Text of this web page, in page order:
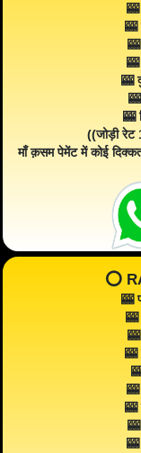
🎰
🎰
🎰
((जोड़ी
माँ क़सम पेमेंट में कोई
⭕️
🎰
🎰
🎰
🎰